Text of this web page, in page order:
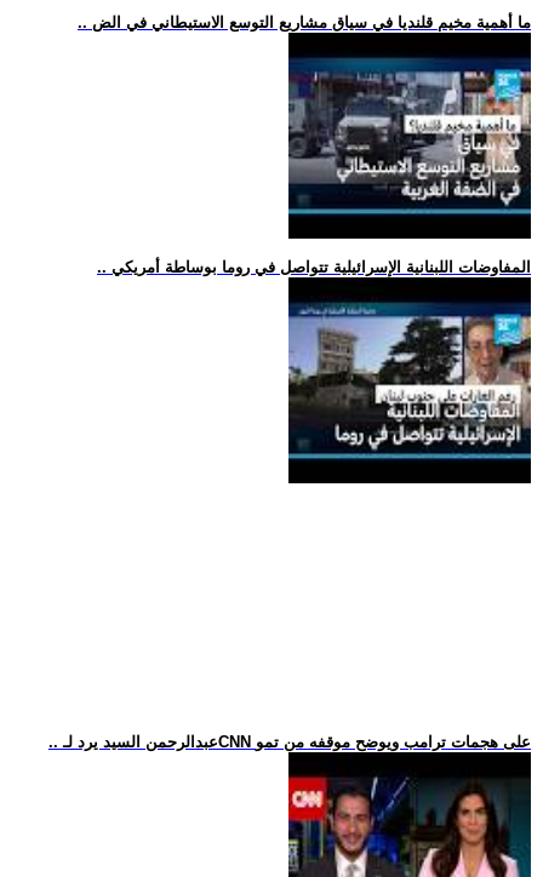
.. ما أهمية مخيم قلنديا في سياق مشاريع التوسع الاستيطاني في الض
.. المفاوضات اللبنانية الإسرائيلية تتواصل في روما بوساطة أمريكي
.. عبدالرحمن السيد يرد لـCNN على هجمات ترامب ويوضح موقفه من تمو